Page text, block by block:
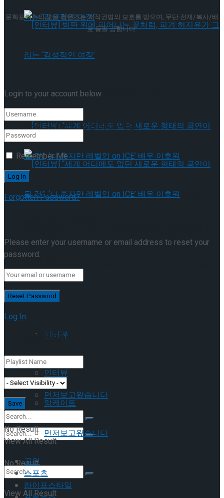
[인터뷰] 빙판 위에 피어나는 꽃처럼, 피겨 허지
[인터뷰] “세계 어디에도 없던 새로운 형태의
이호원
Trending Tags
인터뷰
앙케이트
먼저보고왔습니다
No Result
View All Result
[인터뷰] 빙판 위에 피어나는 꽃처럼, 피겨 허지
유가 그리는 ‘감성적인 여정’
이호원
Trending Tags
인터뷰
앙케이트
먼저보고왔습니다
문화포커스의 모든 컨텐츠는 저작권법의 보호를 받으며, 무단 전재/복사/배
포 등을 금합니다.
Login to your account below
Remember Me
Forgotten Password?
Please enter your username or email address to reset your
password.
Log In
Add New Playlist
No Result
View All Result
공연
스포츠
라이프스타일